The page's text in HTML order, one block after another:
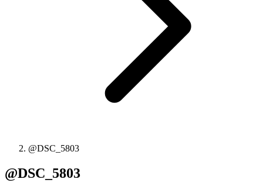
@DSC_5803
@DSC_5803